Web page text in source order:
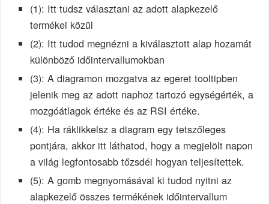
(1): Itt tudsz választani az adott alapkezelő
termékei közül
(2): Itt tudod megnézni a kiválasztott alap hozamát
különböző időintervallumokban
(3): A diagramon mozgatva az egeret tooltipben
jelenik meg az adott naphoz tartozó egységérték, a
mozgóátlagok értéke és az RSI értéke.
(4): Ha ráklikkelsz a diagram egy tetszőleges
pontjára, akkor itt láthatod, hogy a megjelölt napon
a világ legfontosabb tőzsdéi hogyan teljesítettek.
(5): A gomb megnyomásával ki tudod nyitni az
alapkezelő összes termékének időintervallum